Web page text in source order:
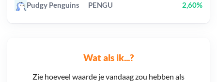
Wat als ik...?
Zie hoeveel waarde je vandaag zou hebben als
Pudgy Penguins PENGU 2,60%